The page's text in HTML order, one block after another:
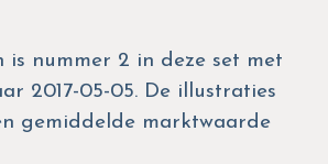
nummer 2 in deze set met
2017-05-05. De illustraties
gemiddelde marktwaarde